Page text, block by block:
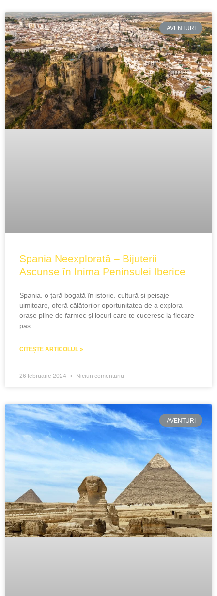
AVENTURI
Spania Neexplorată – Bijuterii
Ascunse în Inima Peninsulei Iberice
Spania, o țară bogată în istorie, cultură și peisaje
uimitoare, oferă călătorilor oportunitatea de a explora
orașe pline de farmec și locuri care te cuceresc la fiecare
pas
CITEȘTE ARTICOLUL »
26 februarie 2024 Niciun comentariu
AVENTURI